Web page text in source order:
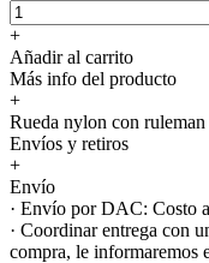
+
Añadir al carrito
Más info del producto
+
Rueda nylon con
Envíos y retiros
+
Envío
· Envío por DAC: Costo
· Coordinar entrega con
compra, le informaremos